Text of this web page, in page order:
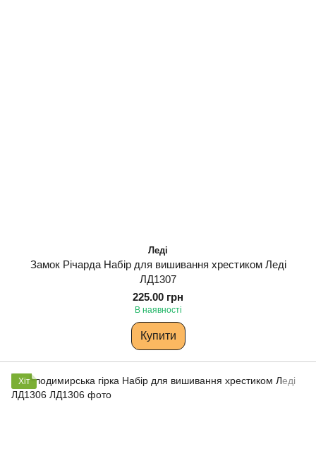
Леді
Замок Річарда Набір для вишивання хрестиком Леді
ЛД1307
225.00 грн
В наявності
Купити
Хіт